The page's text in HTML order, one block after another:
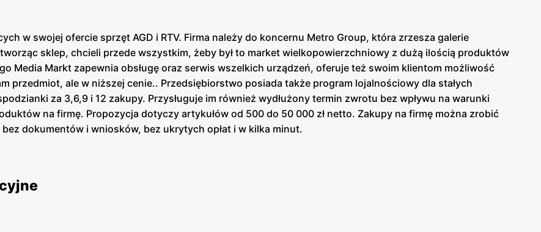
w swojej ofercie sprzęt AGD i RTV. Firma należy do koncernu Metro Group, która zrzesza galerie
sklep, chcieli przede wszystkim, żeby był to market wielkopowierzchniowy z dużą ilością produktów
Media Markt zapewnia obsługę oraz serwis wszelkich urządzeń, oferuje też swoim klientom możliwość
przedmiot, ale w niższej cenie.. Przedsiębiorstwo posiada także program lojalnościowy dla stałych
za 3,6,9 i 12 zakupy. Przysługuje im również wydłużony termin zwrotu bez wpływu na warunki
na firmę. Propozycja dotyczy artykułów od 500 do 50 000 zł netto. Zakupy na firmę można zrobić
dokumentów i wniosków, bez ukrytych opłat i w kilka minut.
we wszystkich krajach, w których ma swoje filie. W ten sposób można łatwo i szybko zrobić zakupy
produkty są poselekcjonowane w grupy, więc o wiele prościej jest wszystko znaleźć. Oferta
w jego zasadę. Media Markt jest miejscem, w którym klienci zaopatrzą się w sprzęty, takie jak laptopy
muzycznych z różnych gatunków – od disco, popu, po rock i metal, książek lub zabawek dla dzieci.